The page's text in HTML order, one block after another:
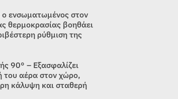
ο ενσωματωμένος στον
θερμοκρασίας βοηθάει
ρύθμιση της
90° – Εξασφαλίζει
αέρα στον χώρο,
κάλυψη και σταθερή